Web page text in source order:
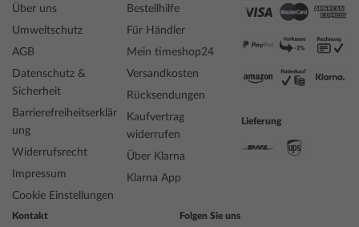
Über uns
Umweltschutz
AGB
Datenschutz &
Sicherheit
Barrierefreiheitserklär
ung
Widerrufsrecht
Impressum
Cookie Einstellungen
Bestellhilfe
Für Händler
Mein timeshop24
Versandkosten
Rücksendungen
Kaufvertrag
widerrufen
Über Klarna
Klarna App
Lieferung
Kontakt Folgen Sie uns